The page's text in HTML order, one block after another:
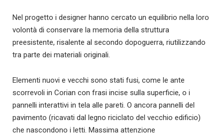
Nel progetto i designer hanno cercato un equilibrio nella loro
volontà di conservare la memoria della struttura
preesistente, risalente al secondo dopoguerra, riutilizzando
tra parte dei materiali originali.
Elementi nuovi e vecchi sono stati fusi, come le ante
scorrevoli in Corian con frasi incise sulla superficie, o i
pannelli interattivi in tela alle pareti. O ancora pannelli del
pavimento (ricavati dal legno riciclato del vecchio edificio)
che nascondono i letti. Massima attenzione